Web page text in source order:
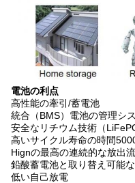
電池の利点
高性能の牽引/蓄電池
統合（BMS）電池の管理シ
安全なリチウム技術（
高いサイクル寿命の時間
Hignの最高の連続的な放出流
鉛酸蓄電池と取り替え可能
低い自己放電